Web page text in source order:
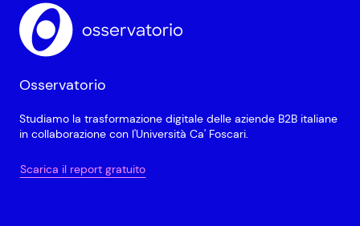
Osservatorio
Studiamo la trasformazione digitale delle aziende B2B italiane
in collaborazione con l'Università Ca' Foscari.
Scarica il report gratuito